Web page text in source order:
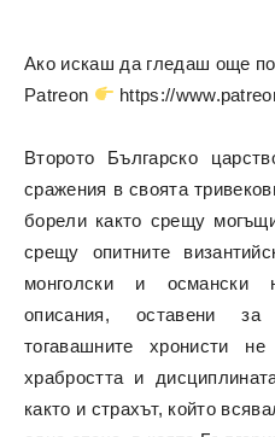
Ако искаш да гледаш още
Patreon
https://
Второто Българско
сражения в своята
борели както срещу
срещу опитните
монголски и османски
описания, оставени
тогавашните хронисти
храбростта и
както и страхът, който